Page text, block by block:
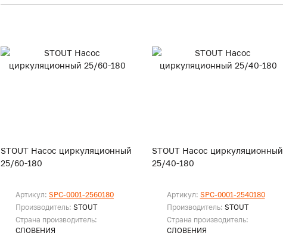
STOUT Насос циркуляционный
25/60-180
Артикул: SPC-0001-2560180
Производитель: STOUT
Страна производитель:
СЛОВЕНИЯ
STOUT Насос циркуляционный
25/40-180
Артикул: SPC-0001-2540180
Производитель: STOUT
Страна производитель:
СЛОВЕНИЯ